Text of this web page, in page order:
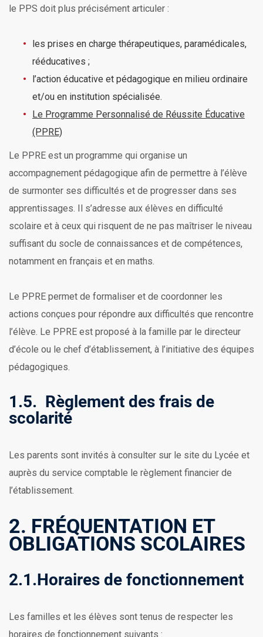
le PPS doit plus précisément articuler :
les prises en charge thérapeutiques, paramédicales,
rééducatives ;
l’action éducative et pédagogique en milieu ordinaire
et/ou en institution spécialisée.
Le Programme Personnalisé de Réussite Éducative
(PPRE)
Le PPRE est un programme qui organise un
accompagnement pédagogique afin de permettre à l’élève
de surmonter ses difficultés et de progresser dans ses
apprentissages. Il s’adresse aux élèves en difficulté
scolaire et à ceux qui risquent de ne pas maîtriser le niveau
suffisant du socle de connaissances et de compétences,
notamment en français et en maths.
Le PPRE permet de formaliser et de coordonner les
actions conçues pour répondre aux difficultés que rencontre
l’élève. Le PPRE est proposé à la famille par le directeur
d’école ou le chef d’établissement, à l’initiative des équipes
pédagogiques.
1.5. Règlement des frais de
scolarité
Les parents sont invités à consulter sur le site du Lycée et
auprès du service comptable le règlement financier de
l’établissement.
2. FRÉQUENTATION ET
OBLIGATIONS SCOLAIRES
2.1.Horaires de fonctionnement
Les familles et les élèves sont tenus de respecter les
horaires de fonctionnement suivants :